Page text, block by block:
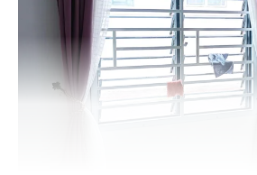
Sentuhan Midas penuh
untuk kediaman
Rahsia dari IMPIANA,